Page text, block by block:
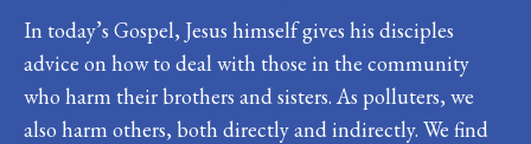
In today’s Gospel, Jesus himself gives his disciples
advice on how to deal with those in the community
who harm their brothers and sisters. As polluters, we
also harm others, both directly and indirectly. We find